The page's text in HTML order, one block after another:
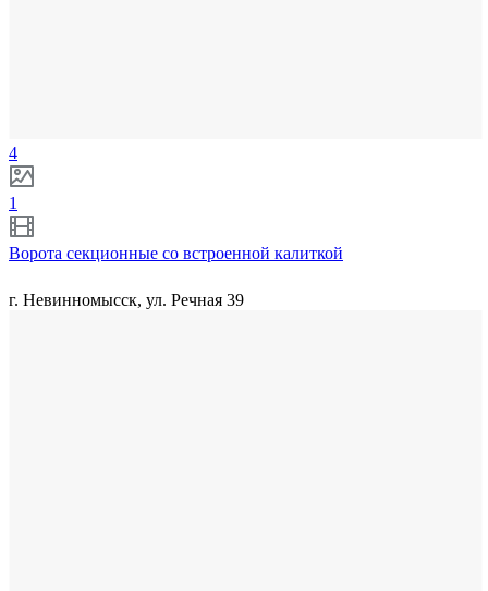
4
1
Ворота секционные со встроенной калиткой
г. Невинномысск, ул. Речная 39